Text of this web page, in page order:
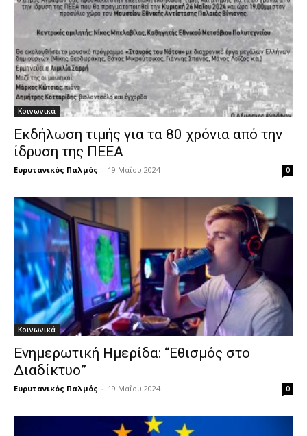
Κοινωνικά
Εκδήλωση τιμής για τα 80 χρόνια από την
ίδρυση της ΠΕΕΑ
Ευρυτανικός Παλμός - 19 Μαΐου 2024 0
Κοινωνικά
Ενημερωτική Ημερίδα: “Εθισμός στο
Διαδίκτυο”
Ευρυτανικός Παλμός - 19 Μαΐου 2024 0